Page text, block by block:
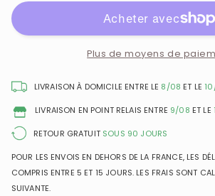
Petite
-
de
Parfum
femme
la
Petite
Robe
-
de
Parfum
femme
Plus de moyens de
LIVRAISON À DOMICILE ENTRE LE 8/08 ET LE
LIVRAISON EN POINT RELAIS ENTRE 9/08 ET LE
RETOUR GRATUIT SOUS 90 JOURS
POUR LES ENVOIS EN DEHORS DE LA FRANCE, LES
COMPRIS ENTRE 5 ET 15 JOURS. LES FRAIS SONT
SUIVANTE.